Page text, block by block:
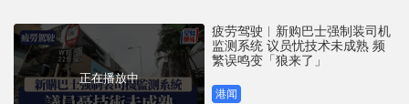
正在播放中
疲劳驾驶︱新购巴士强制装司机
监测系统 议员忧技术未成熟 频
繁误鸣变「狼来了」
港闻